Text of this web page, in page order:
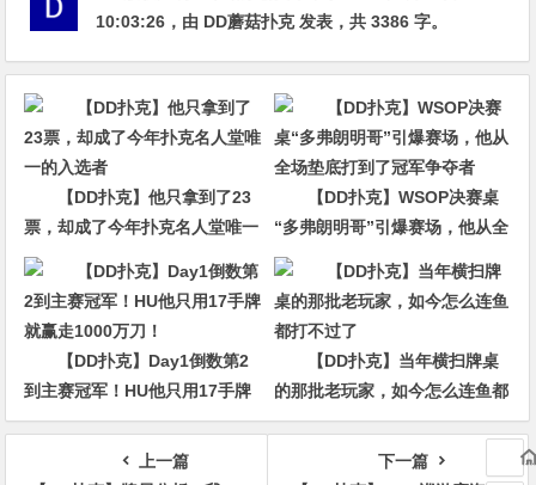
10:03:26 ，由 DD蘑菇扑克发表，共 3386 字。
【DD扑克】他只拿到了23
票，却成了今年扑克名人堂唯一
的入选者
【DD扑克】WSOP决赛桌
“多弗朗明哥”引爆赛场，他从全
场垫底打到了冠军争夺者
【DD扑克】Day1倒数第2
到主赛冠军！HU他只用17手牌
就赢走1000万刀！
【DD扑克】当年横扫牌桌
的那批老玩家，如今怎么连鱼都
打不过了
上一篇
下一篇